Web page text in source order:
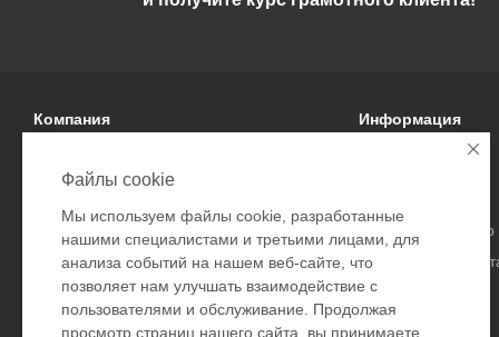
Компания
О компании
Подарочные сертификаты
Информация
Гарантия на товар
Безопасность
Возврат товара
Файлы cookie
Мы используем файлы cookie, разработанные
нашими специалистами и третьими лицами, для
анализа событий на нашем веб-сайте, что
позволяет нам улучшать взаимодействие с
пользователями и обслуживание. Продолжая
просмотр страниц нашего сайта, вы принимаете